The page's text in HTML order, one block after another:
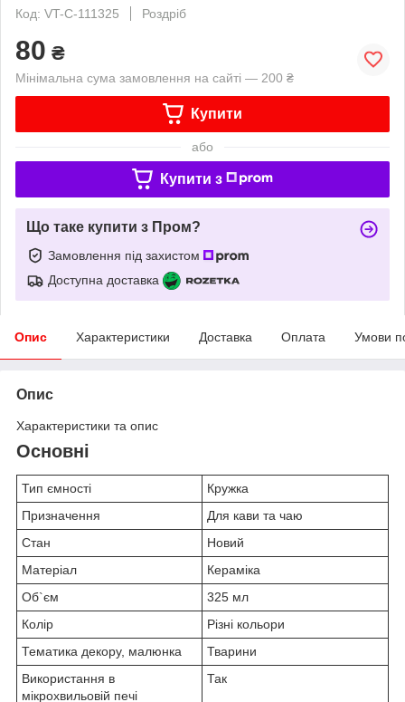
Код: VT-C-111325
Роздріб
80 ₴
Мінімальна сума замовлення на сайті — 200 ₴
Купити
або
Купити з
Що таке купити з Пром?
Замовлення під захистом
Доступна доставка
Опис Характеристики Доставка Оплата Умови
Опис
Характеристики та опис
Основні
Тип ємності
Кружка
Призначення
Для кави та чаю
Стан
Новий
Матеріал
Кераміка
Об`єм
325 мл
Колір
Різні кольори
Тематика декору, малюнка
Тварини
Використання в
мікрохвильовій печі
Так